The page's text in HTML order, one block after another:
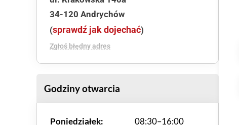
34-120 Andrychów
(sprawdź jak dojechać)
Zgłoś błędny adres
Godziny otwarcia
Poniedziałek:
08:30–16:00